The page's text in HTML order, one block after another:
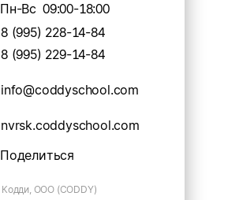
Пн-Вс 09:00-18:00
8 (995) 228-14-84
8 (995) 229-14-84
info@coddyschool.com
nvrsk.coddyschool.com
Поделиться
Кодди, ООО (CODDY)